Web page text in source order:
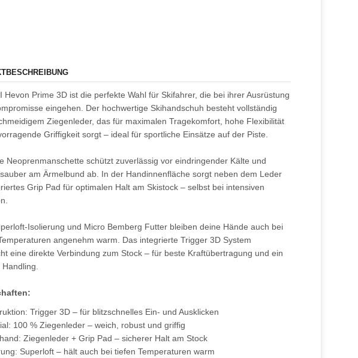
Hevon Prime 3D ist die perfekte Wahl für Skifahrer, die bei ihrer Ausrüstung
eingehen. Der hochwertige Skihandschuh besteht vollständig
Ziegenleder, das für maximalen Tragekomfort, hohe Flexibilität
Griffigkeit sorgt – ideal für sportliche Einsätze auf der Piste.
Neoprenmanschette schützt zuverlässig vor eindringender Kälte und
am Ärmelbund ab. In der Handinnenfläche sorgt neben dem Leder
Grip Pad für optimalen Halt am Skistock – selbst bei intensiven
Isolierung und Micro Bemberg Futter bleiben deine Hände auch bei
angenehm warm. Das integrierte Trigger 3D System
eine direkte Verbindung zum Stock – für beste Kraftübertragung und ein
Handling.
Trigger 3D – für blitzschnelles Ein- und Ausklicken
100 % Ziegenleder – weich, robust und griffig
Ziegenleder + Grip Pad – sicherer Halt am Stock
Superloft – hält auch bei tiefen Temperaturen warm